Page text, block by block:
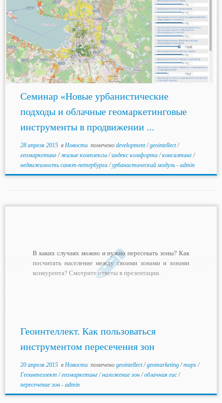
Семинар «Новые урбанистические
подходы и облачные геомаркетинговые
инструменты в продвижении ...
28 апреля 2015в Новости помечено development/geointellect/
геомаркетинг/жилые комплексы/индекс комфорта/консалтинг/
недвижимость санкт-петербурга/урбанистический модуль - admin
В каких случаях можно и нужно пересекать зоны? Как
посчитать население между своими зонами и зонами
конкурента? Смотрите ответы в презентации.
Геоинтеллект. Как пользоваться
инструментом пересечения зон
20 апреля 2015в Новости помечено geointellect/geomarketing/maps/
Геоинтеллект/геомаркетинг/наложение зон/облачная гис/
пересечение зон - admin